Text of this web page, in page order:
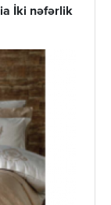
İki nəfərlik